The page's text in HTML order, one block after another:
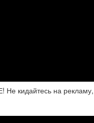
кидайтесь на